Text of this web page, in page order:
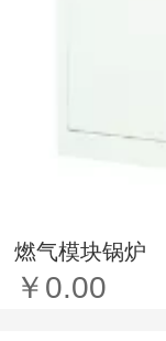
燃气模块锅炉
￥0.00